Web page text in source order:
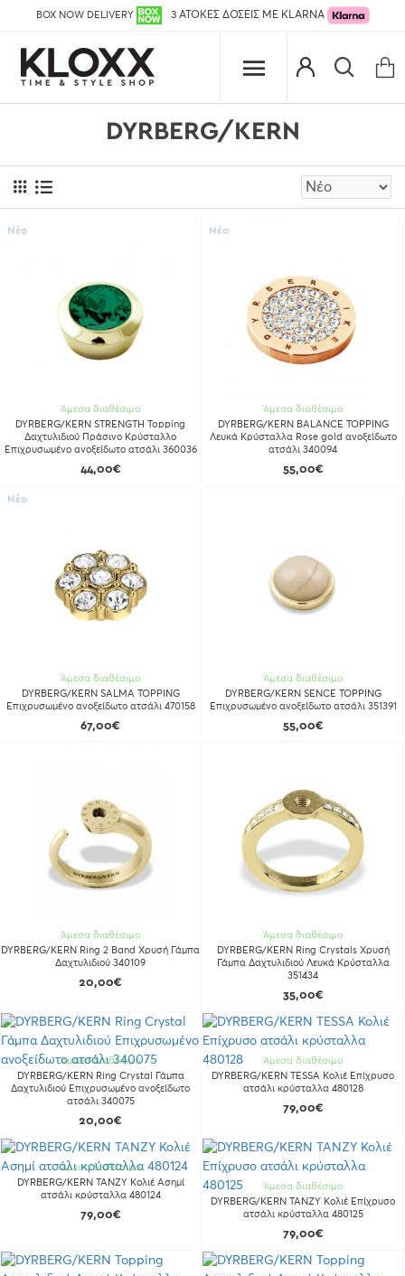
BOX NOW DELIVERY 3 ΑΤΟΚΕΣ ΔΟΣΕΙΣ ΜΕ KLARNA
DYRBERG/KERN
Νέο
Άμεσα διαθέσιμο
DYRBERG/KERN STRENGTH Topping
Δαχτυλιδιού Πράσινο Κρύσταλλο
Επιχρυσωμένο ανοξείδωτο ατσάλι 360036
44,00€
Νέο
Άμεσα διαθέσιμο
DYRBERG/KERN BALANCE TOPPING
Λευκά Κρύσταλλα Rose gold ανοξείδωτο
ατσάλι 340094
55,00€
Νέο
Άμεσα διαθέσιμο
DYRBERG/KERN SALMA TOPPING
Επιχρυσωμένο ανοξείδωτο ατσάλι 470158
67,00€
Άμεσα διαθέσιμο
DYRBERG/KERN SENCE TOPPING
Επιχρυσωμένο ανοξείδωτο ατσάλι 351391
55,00€
Άμεσα διαθέσιμο
DYRBERG/KERN Ring 2 Band Χρυσή Γάμπα
Δαχτυλιδιού 340109
20,00€
Άμεσα διαθέσιμο
DYRBERG/KERN Ring Crystals Χρυσή
Γάμπα Δαχτυλιδιού Λευκά Κρύσταλλα
351434
35,00€
Άμεσα διαθέσιμο
DYRBERG/KERN Ring Crystal Γάμπα
Δαχτυλιδιού Επιχρυσωμένο ανοξείδωτο
ατσάλι 340075
20,00€
Άμεσα διαθέσιμο
DYRBERG/KERN TESSA Κολιέ Επίχρυσο
ατσάλι κρύσταλλα 480128
79,00€
Άμεσα διαθέσιμο
DYRBERG/KERN TANZY Κολιέ Ασημί
ατσάλι κρύσταλλα 480124
79,00€
Άμεσα διαθέσιμο
DYRBERG/KERN TANZY Κολιέ Επίχρυσο
ατσάλι κρύσταλλα 480125
79,00€